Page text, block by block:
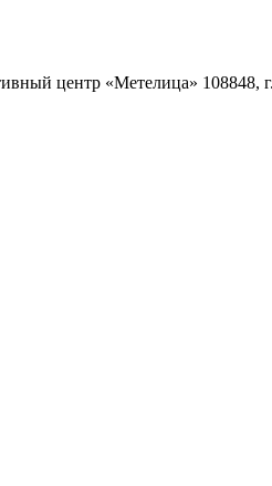
центр «Метелица» 108848,